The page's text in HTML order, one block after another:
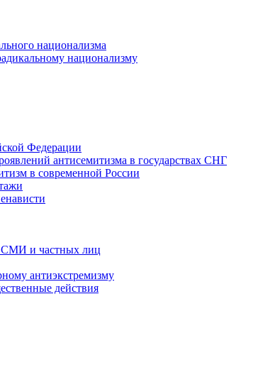
национализма
национализму
Федерации
антисемитизма в государствах СНГ
в современной России
СМИ и частных лиц
антиэкстремизму
действия